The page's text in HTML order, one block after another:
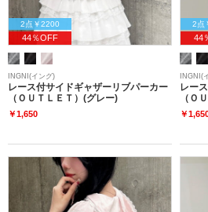
2点￥2200
44％OFF
INGNI(イング)
レース付サイドギャザーリブパーカー
（ＯＵＴＬＥＴ）(グレー)
￥1,650
2点
44
INGNI(
レー
（Ｏ
￥